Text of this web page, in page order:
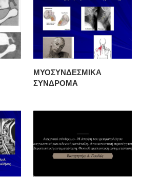
ΜΥΟΣΥΝΔΕΣΜΙΚΑ
ΣΥΝΔΡΟΜΑ